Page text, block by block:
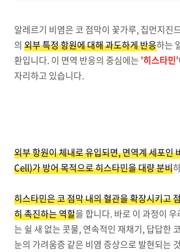
알레르기 비염은 코 점막이 꽃가루, 집먼지진
의 외부 특정 항원에 대해 과도하게 반응하는
환입니다. 이 면역 반응의 중심에는 '히스타민'
자리하고 있습니다.
외부 항원이 체내로 유입되면, 면역계 세포인
Cell)가 방어 목적으로 히스타민을 대량 분비
히스타민은 코 점막 내의 혈관을 확장시키고
히 촉진하는 역할을 합니다. 바로 이 과정이
는 쉴 새 없는 콧물, 연속적인 재채기, 답답한
눈의 가려움증 같은 비염 증상으로 발현되는